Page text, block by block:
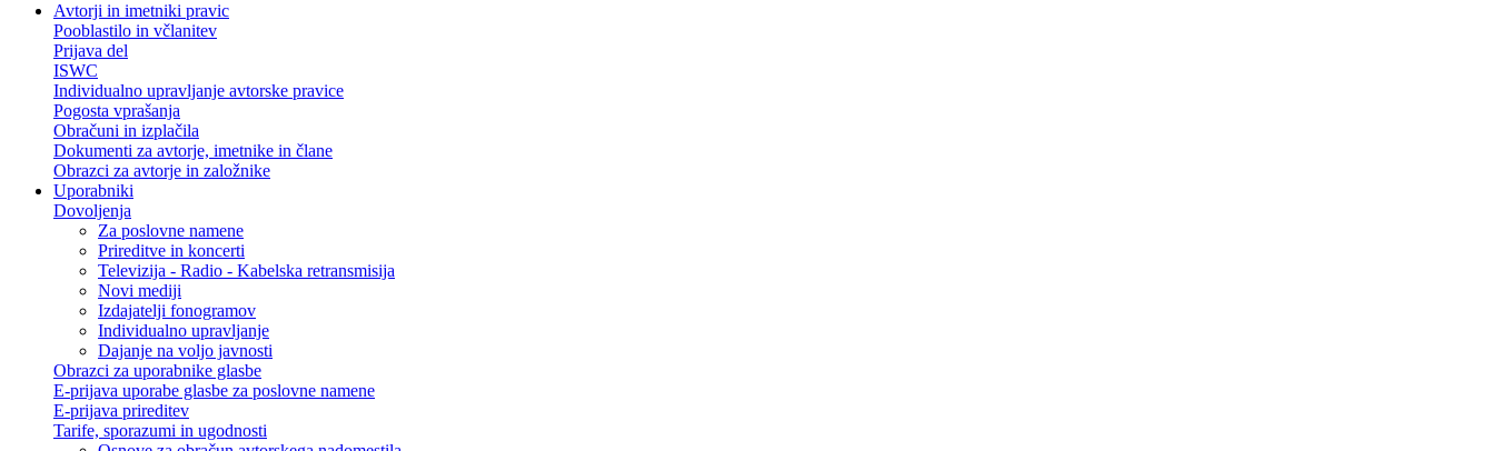
Avtorji in imetniki pravic
Pooblastilo in včlanitev
Prijava del
ISWC
Individualno upravljanje avtorske pravice
Pogosta vprašanja
Obračuni in izplačila
Dokumenti za avtorje, imetnike in člane
Obrazci za avtorje in založnike
Uporabniki
Dovoljenja
Za poslovne namene
Prireditve in koncerti
Televizija - Radio - Kabelska retransmisija
Novi mediji
Izdajatelji fonogramov
Individualno upravljanje
Dajanje na voljo javnosti
Obrazci za uporabnike glasbe
E-prijava uporabe glasbe za poslovne namene
E-prijava prireditev
Tarife, sporazumi in ugodnosti